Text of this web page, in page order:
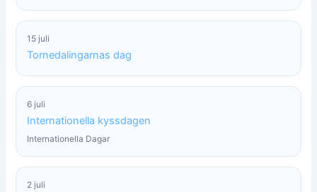
15 juli
Tornedalingarnas dag
6 juli
Internationella kyssdagen
Internationella Dagar
2 juli